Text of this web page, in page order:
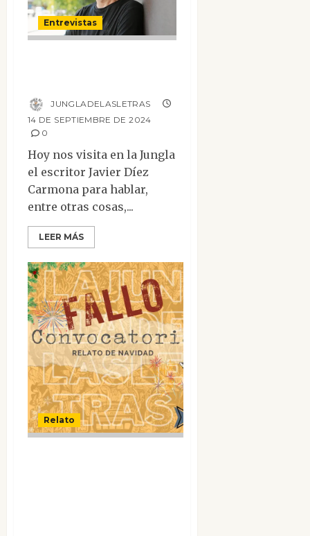
Entrevistas
JUNGLADELASLETRAS
14 DE SEPTIEMBRE DE 2024
0
Hoy nos visita en la Jungla
el escritor Javier Díez
Carmona para hablar,
entre otras cosas,...
LEER MÁS
Relato